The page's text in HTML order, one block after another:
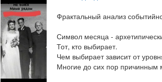
Фрактальный анализ
Символ месяца -
Тот, кто выбирает.
Чем выбирает зависит от
Многие до сих пор причинным